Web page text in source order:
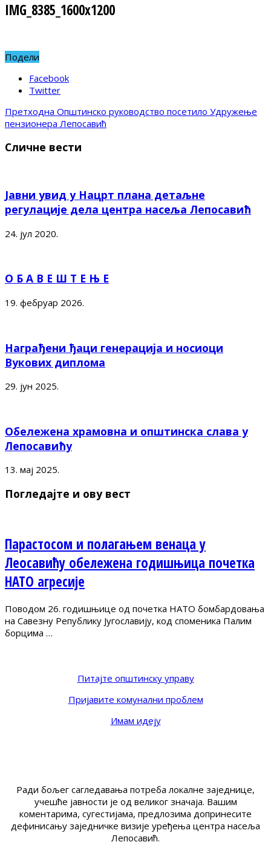
IMG_8385_1600x1200
Подели
Facebook
Twitter
Претходна Општинско руководство посетило Удружење
пензионера Лепосавић
Сличне вести
Јавни увид у Нацрт плана детаљне
регулације дела центра насеља Лепосавић
24. јул 2020.
О Б А В Е Ш Т Е Њ Е
19. фебруар 2026.
Награђени ђаци генерација и носиоци
Вукових диплома
29. јун 2025.
Обележена храмовна и општинска слава у
Лепосавићу
13. мај 2025.
Погледајте и ову вест
Парастосом и полагањем венаца у
Леосавићу обележена годишњица почетка
НАТО агресије
Поводом 26. годишњице од почетка НАТО бомбардовања
на Савезну Републику Југославију, код споменика Палим
борцима …
Питајте општинску управу
Пријавите комунални проблем
Имам идеју
Ради бољег сагледавања потреба локалне заједнице,
учешће јавности је од великог значаја. Вашим
коментарима, сугестијама, предлозима допринесите
дефинисању заједничке визије уређења центра насеља
Лепосавић.